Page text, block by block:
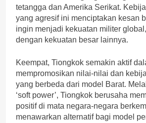
tetangga dan Amerika Serikat.
yang agresif ini menciptakan kesan
ingin menjadi kekuatan militer
dengan kekuatan besar lainnya.
Keempat, Tiongkok semakin aktif
mempromosikan nilai-nilai dan
yang berbeda dari model Barat.
‘soft power’, Tiongkok berusaha
positif di mata negara-negara
menawarkan alternatif bagi model